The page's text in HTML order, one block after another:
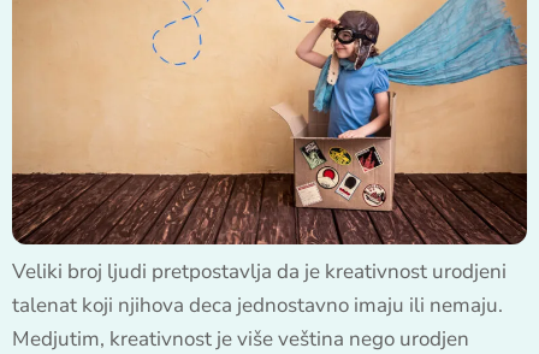
Veliki broj ljudi pretpostavlja da je kreativnost urodjeni
talenat koji njihova deca jednostavno imaju ili nemaju.
Medjutim, kreativnost je više veština nego urodjen